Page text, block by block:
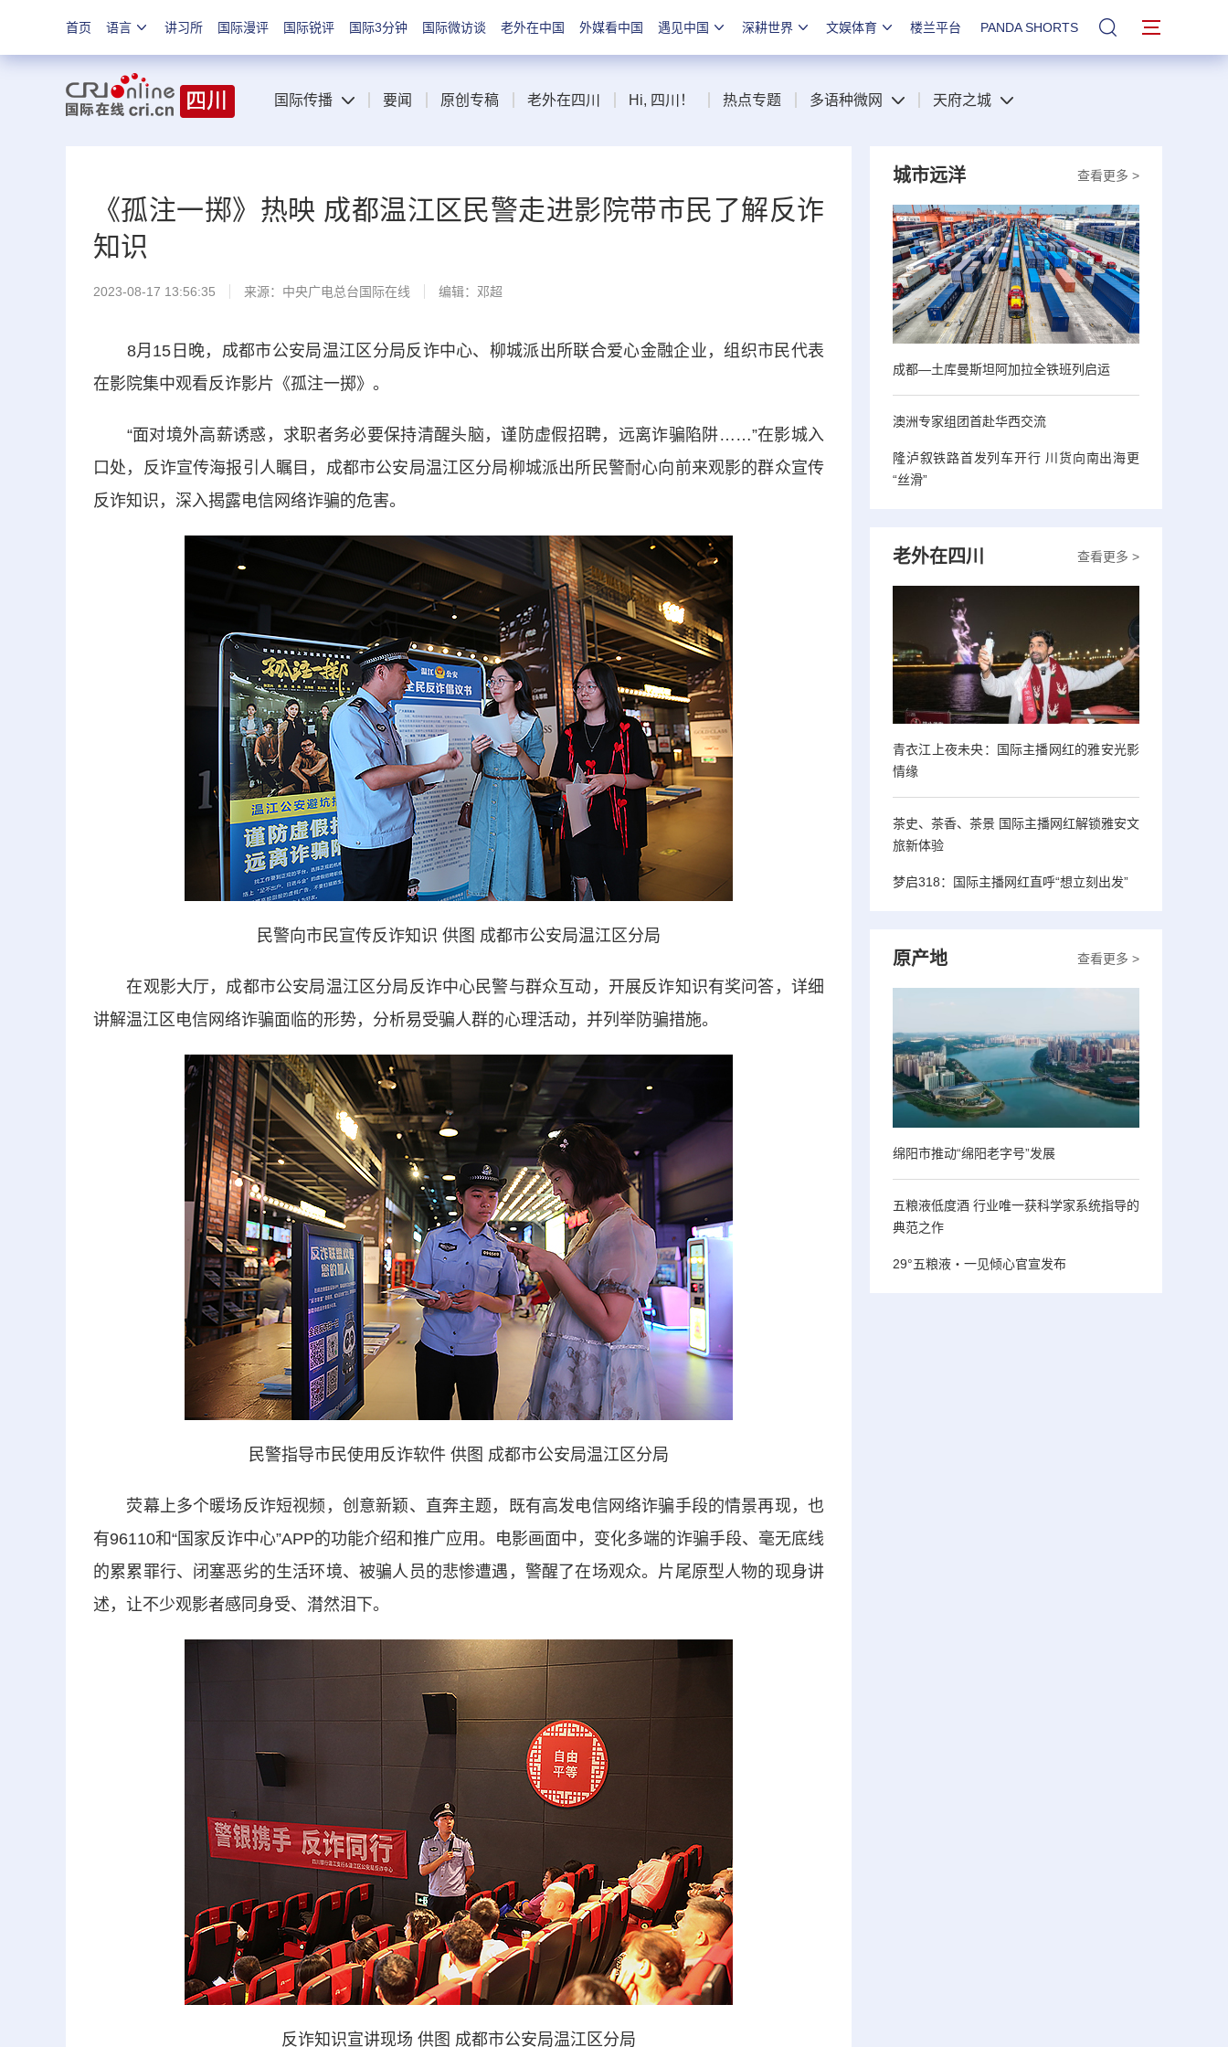
首页 语言 讲习所 国际漫评 国际锐评 国际3分钟 国际微访谈 老外在中国 外媒看中国 遇见中国 深耕世界 文娱体育 楼兰平台 PANDA SHORTS 站内搜索
国际传播 要闻 原创专稿 老外在四川 Hi, 四川！ 热点专题 多语种微网 天府之城
《孤注一掷》热映 成都温江区民警走进影院带市民了解反诈
知识
2023-08-17 13:56:35 来源：中央广电总台国际在线 编辑：邓超
8月15日晚，成都市公安局温江区分局反诈中心、柳城派出所联合爱心金融企业，组织市民代表
在影院集中观看反诈影片《孤注一掷》。
“面对境外高薪诱惑，求职者务必要保持清醒头脑，谨防虚假招聘，远离诈骗陷阱……”在影城入
口处，反诈宣传海报引人瞩目，成都市公安局温江区分局柳城派出所民警耐心向前来观影的群众宣传
反诈知识，深入揭露电信网络诈骗的危害。
民警向市民宣传反诈知识 供图 成都市公安局温江区分局
在观影大厅，成都市公安局温江区分局反诈中心民警与群众互动，开展反诈知识有奖问答，详细
讲解温江区电信网络诈骗面临的形势，分析易受骗人群的心理活动，并列举防骗措施。
民警指导市民使用反诈软件 供图 成都市公安局温江区分局
荧幕上多个暖场反诈短视频，创意新颖、直奔主题，既有高发电信网络诈骗手段的情景再现，也
有96110和“国家反诈中心”APP的功能介绍和推广应用。电影画面中，变化多端的诈骗手段、毫无底线
的累累罪行、闭塞恶劣的生活环境、被骗人员的悲惨遭遇，警醒了在场观众。片尾原型人物的现身讲
述，让不少观影者感同身受、潸然泪下。
反诈知识宣讲现场 供图 成都市公安局温江区分局
查看更多 >
城市远洋
成都—土库曼斯坦阿加拉全铁班列启运
澳洲专家组团首赴华西交流
隆泸叙铁路首发列车开行 川货向南出海更
“丝滑”
查看更多 >
老外在四川
青衣江上夜未央：国际主播网红的雅安光影
情缘
茶史、茶香、茶景 国际主播网红解锁雅安文
旅新体验
梦启318：国际主播网红直呼“想立刻出发”
查看更多 >
原产地
绵阳市推动“绵阳老字号”发展
五粮液低度酒 行业唯一获科学家系统指导的
典范之作
29°五粮液・一见倾心官宣发布